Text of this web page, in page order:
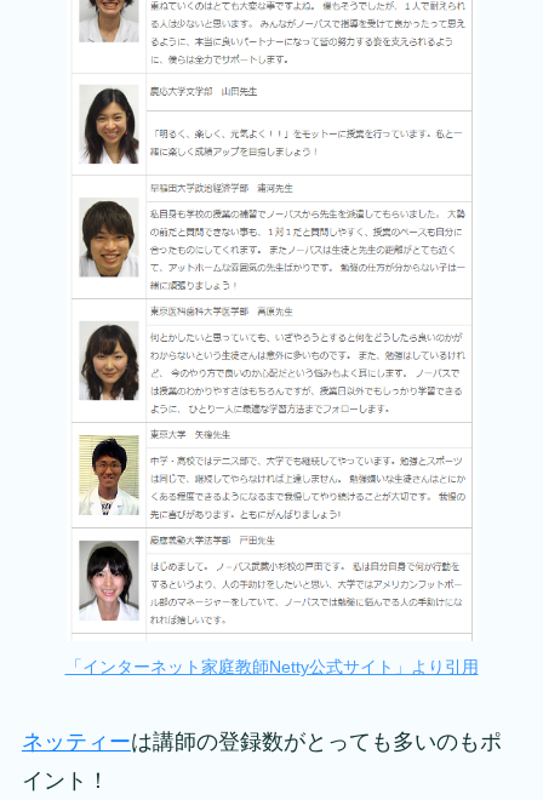
「インターネット家庭教師Netty公式サイト」より引用
ネッティーは講師の登録数がとっても多いのもポ
イント！